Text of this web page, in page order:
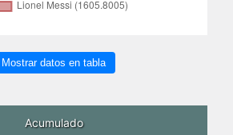
Mostrar datos en tabla
Acumulado